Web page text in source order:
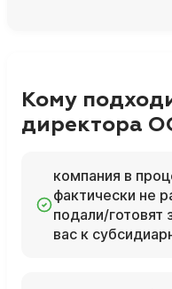
Кому
директора
компания в
фактически не
подали/готовят
вас к